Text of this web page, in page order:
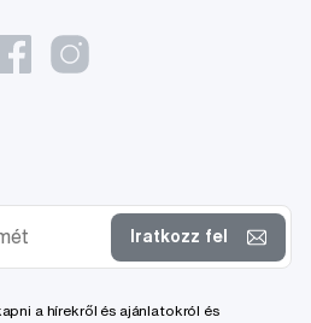
Iratkozz fel
a hírekről és ajánlatokról és